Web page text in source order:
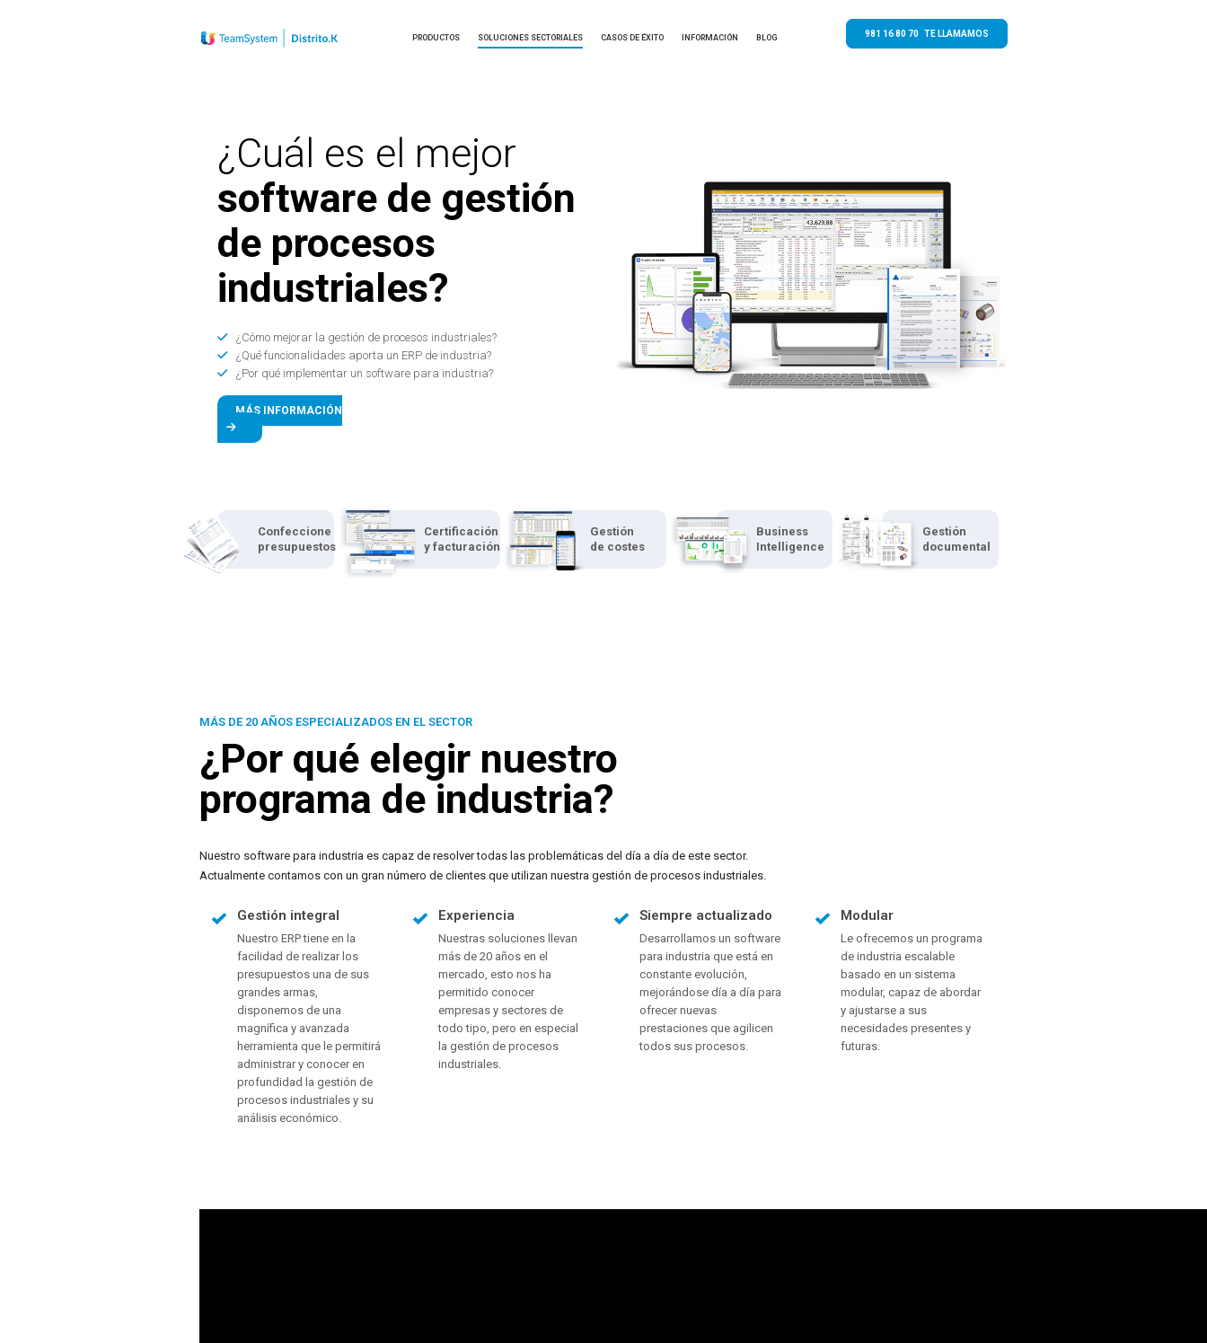
PRODUCTOS SOLUCIONES SECTORIALES CASOS DE ÉXITO INFORMACIÓN BLOG 981 16 80 70 TE LLAMAMOS
¿Cuál es el mejor
software de gestión
de procesos
industriales?
¿Cómo mejorar la gestión de procesos industriales?
¿Qué funcionalidades aporta un ERP de industria?
¿Por qué implementar un software para industria?
MÁS INFORMACIÓN
Confeccione
presupuestos
Certificación
y facturación
Gestión
de costes
Business
Intelligence
Gestión
documental
MÁS DE 20 AÑOS ESPECIALIZADOS EN EL SECTOR
¿Por qué elegir nuestro
programa de industria?
Nuestro software para industria es capaz de resolver todas las problemáticas del día a día de este sector.
Actualmente contamos con un gran número de clientes que utilizan nuestra gestión de procesos industriales.
Gestión integral
Nuestro ERP tiene en la
facilidad de realizar los
presupuestos una de sus
grandes armas,
disponemos de una
magnífica y avanzada
herramienta que le permitirá
administrar y conocer en
profundidad la gestión de
procesos industriales y su
análisis económico.
Experiencia
Nuestras soluciones llevan
más de 20 años en el
mercado, esto nos ha
permitido conocer
empresas y sectores de
todo tipo, pero en especial
la gestión de procesos
industriales.
Siempre actualizado
Desarrollamos un software
para industria que está en
constante evolución,
mejorándose día a día para
ofrecer nuevas
prestaciones que agilicen
todos sus procesos.
Modular
Le ofrecemos un programa
de industria escalable
basado en un sistema
modular, capaz de abordar
y ajustarse a sus
necesidades presentes y
futuras.